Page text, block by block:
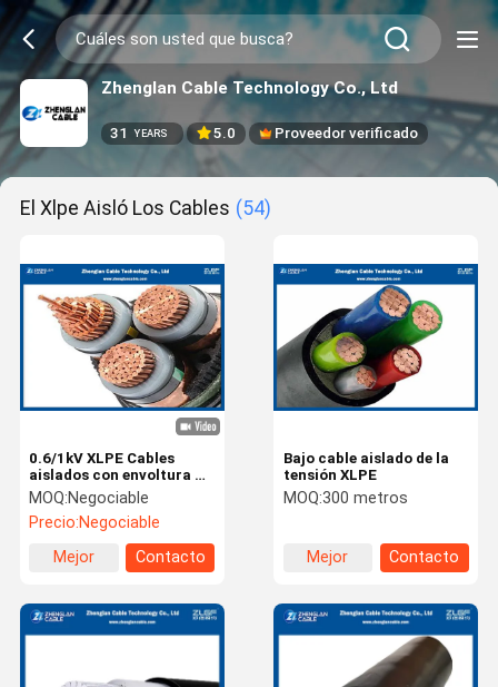
Zhenglan Cable Technology Co., Ltd
31 YEARS 5.0 Proveedor verificado
El Xlpe Aisló Los Cables (54)
0.6/1kV XLPE Cables
aislados con envoltura de
PVC
MOQ:Negociable
Precio:Negociable
Mejor
Contacto
Bajo cable aislado de la
tensión XLPE
MOQ:300 metros
Mejor
Contacto